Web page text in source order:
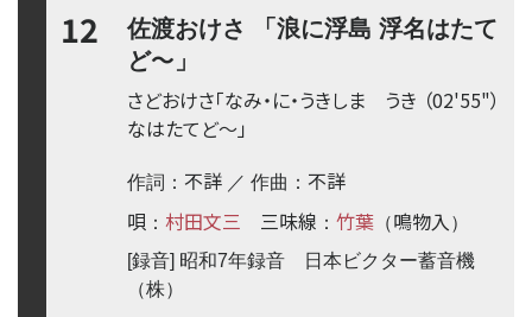
12
佐渡おけさ 「浪に浮島 浮名はたて
ど〜 」
（02'55"）
さどおけさ「なみ・に・うきしま うき
なはたてど〜 」
作詞： 不詳 ／ 作曲： 不詳
唄 ： 村田文三 三味線 ： 竹葉 （鳴物入 ）
[録音] 昭和7年録音 日本ビクター蓄音機
（株）